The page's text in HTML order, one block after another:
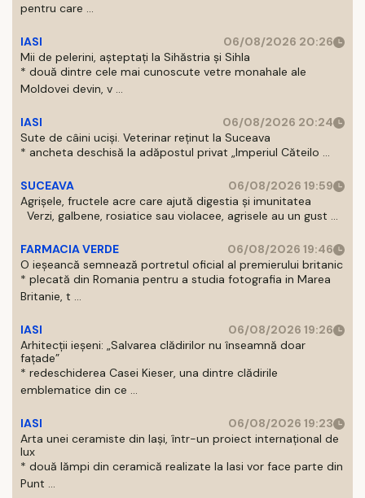
pentru care ...
IASI
06/08/2026 20:26
Mii de pelerini, așteptați la Sihăstria și Sihla
* două dintre cele mai cunoscute vetre monahale ale
Moldovei devin, v ...
IASI
06/08/2026 20:24
Sute de câini uciși. Veterinar reținut la Suceava
* ancheta deschisă la adăpostul privat „Imperiul Căteilo ...
SUCEAVA
06/08/2026 19:59
Agrișele, fructele acre care ajută digestia și imunitatea
Verzi, galbene, rosiatice sau violacee, agrisele au un gust ...
FARMACIA VERDE
06/08/2026 19:46
O ieșeancă semnează portretul oficial al premierului britanic
* plecată din Romania pentru a studia fotografia in Marea
Britanie, t ...
IASI
06/08/2026 19:26
Arhitecții ieșeni: „Salvarea clădirilor nu înseamnă doar
fațade”
* redeschiderea Casei Kieser, una dintre clădirile
emblematice din ce ...
IASI
06/08/2026 19:23
Arta unei ceramiste din Iași, într-un proiect internațional de
lux
* două lămpi din ceramică realizate la Iasi vor face parte din
Punt ...